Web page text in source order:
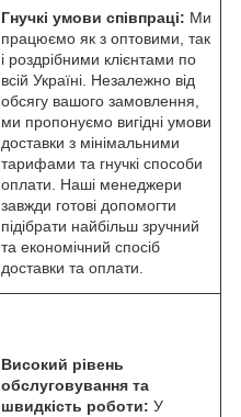
Гнучкі умови співпраці: Ми
працюємо як з оптовими, так
і роздрібними клієнтами по
всій Україні. Незалежно від
обсягу вашого замовлення,
ми пропонуємо вигідні умови
доставки з мінімальними
тарифами та гнучкі способи
оплати. Наші менеджери
завжди готові допомогти
підібрати найбільш зручний
та економічний спосіб
доставки та оплати.
Високий рівень
обслуговування та
швидкість роботи: У